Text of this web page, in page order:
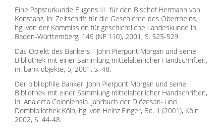
Eine Papsturkunde Eugens III. für den Bischof Hermann von
Konstanz, in: Zeitschrift für die Geschichte des Oberrheins,
hg. von der Kommission für geschichtliche Landeskunde in
Baden-Württemberg, 149 (NF 110), 2001, S. 525-529.
Das Objekt des Bankers - John Pierpont Morgan und seine
Bibliothek mit einer Sammlung mittelalterlicher Handschriften,
in: bank objekte, 5, 2001, S. 48.
Der bibliophile Banker: John Pierpont Morgan und seine
Bibliothek mit einer Sammlung mittelalterlicher Handschriften,
in: Analecta Coloniensia. Jahrbuch der Diözesan- und
Dombibliothek Köln, hg. von Heinz Finger, Bd. 1 (2001), Köln
2002, S. 44-48.